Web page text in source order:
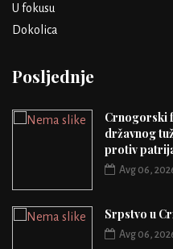
U fokusu
Dokolica
Posljednje
Crnogorski
državnog
protiv
Avg 06,
Srpstvo u
Avg 06,